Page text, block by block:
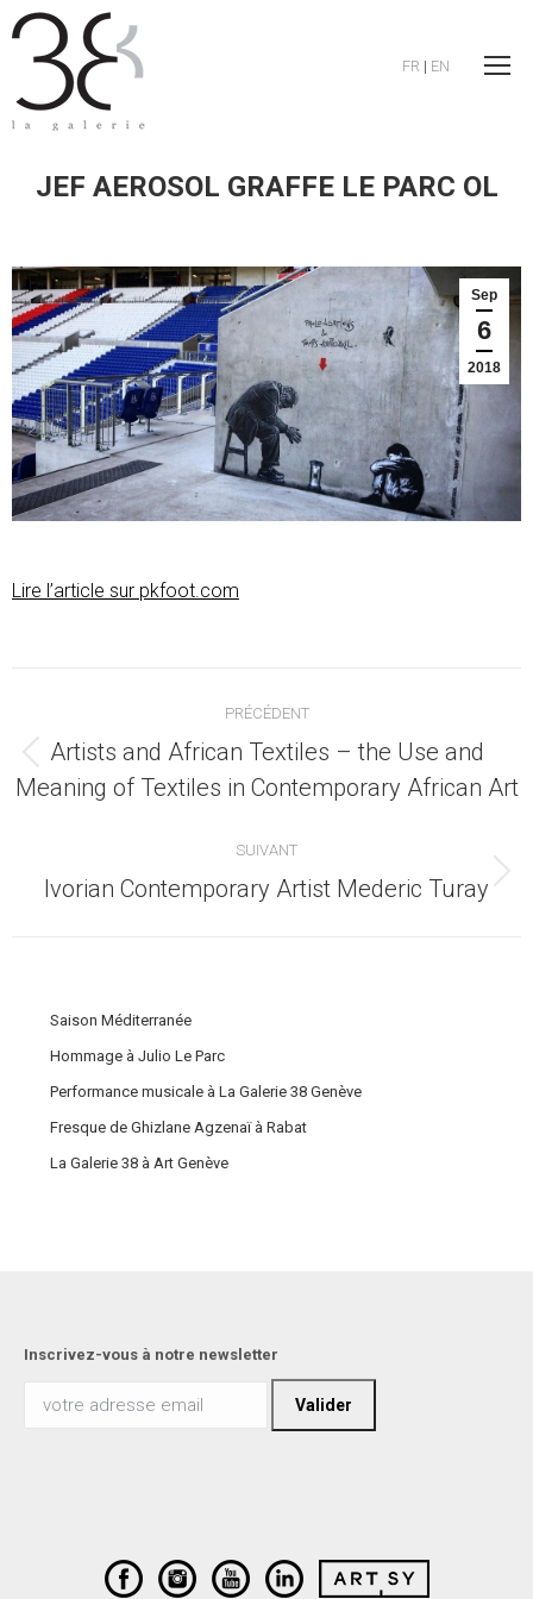
FR | EN
JEF AEROSOL GRAFFE LE PARC OL
Sep
6
2018
Lire l’article sur pkfoot.com
article
PRÉCÉDENT
Article
précédent
Artists and African Textiles – the Use and
Meaning of Textiles in Contemporary African Art
SUIVANT
Article
Ivorian Contemporary Artist Mederic Turay
Saison Méditerranée
Hommage à Julio Le Parc
Performance musicale à La Galerie 38 Genève
Fresque de Ghizlane Agzenaï à Rabat
La Galerie 38 à Art Genève
Inscrivez-vous à notre newsletter